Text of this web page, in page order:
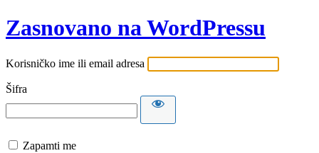
Zasnovano na WordPressu
Korisničko ime ili email adresa
Šifra
Zapamti me